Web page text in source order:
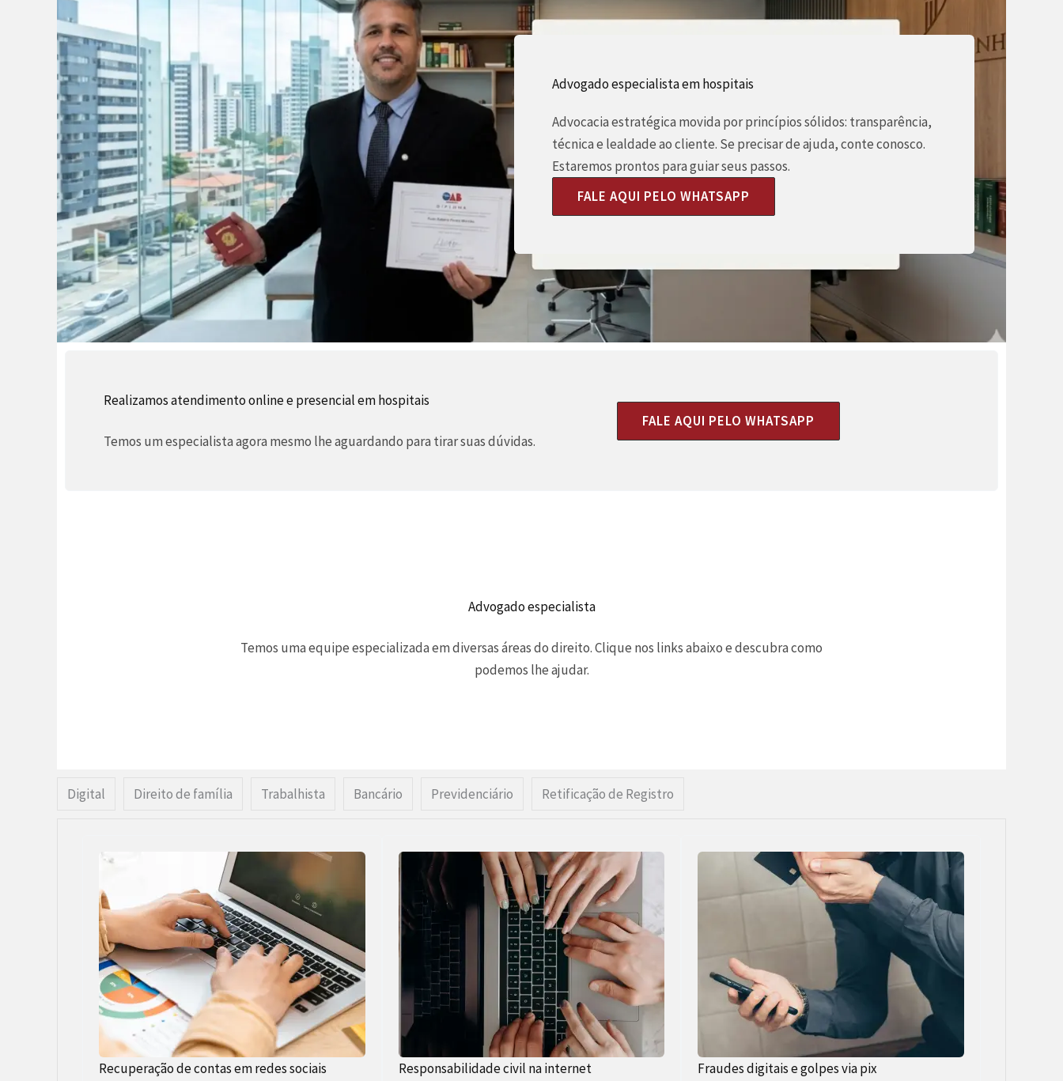
Advogado especialista em hospitais
Advocacia estratégica movida por princípios sólidos: transparência,
técnica e lealdade ao cliente. Se precisar de ajuda, conte conosco.
Estaremos prontos para guiar seus passos.
FALE AQUI PELO WHATSAPP
Realizamos atendimento online e presencial em hospitais
Temos um especialista agora mesmo lhe aguardando para tirar suas dúvidas.
FALE AQUI PELO WHATSAPP
Advogado especialista
Temos uma equipe especializada em diversas áreas do direito. Clique nos links abaixo e descubra como
podemos lhe ajudar.
Digital Direito de família Trabalhista Bancário Previdenciário Retificação de Registro
Recuperação de contas em redes sociais
Responsabilidade civil na internet
Fraudes digitais e golpes via pix